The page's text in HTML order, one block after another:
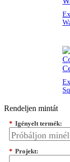
Rendeljen mintát
* Igényelt termék:
* Projekt: